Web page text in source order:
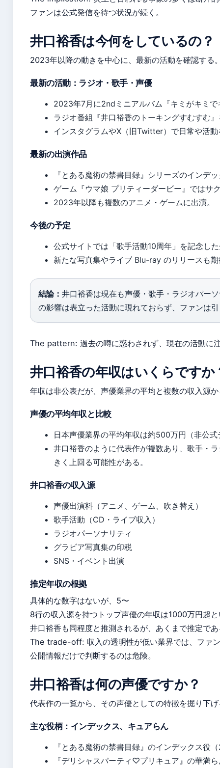
ファンは公式発信を待つ状況が続く。
井口裕香は今何をしているの？
2023年以降の動きを中心に、最新の活動を確認する
最新の活動：ラジオ・歌手・声優
2023年7月に2ndミニアルバム『キミがキミ
ラジオ番組『井口裕香のトーキングすむすむ
インスタグラムやX（旧Twitter）で日常や活
最新の出演作品
『とある魔術の禁書目録』シリーズのインデ
ゲーム『ウマ娘 プリティーダービー』ではサ
2023年以降も複数のアニメ・ゲームに出演。
今後の予定
公式サイトでは「歌手活動10周年」を記念し
新たな写真集やライブ Blu-ray のリリースも
結論： 井口裕香は現在も声優・歌手・ラジオパー
の影響は表立った活動に現れておらず、ファンは
The pattern: 過去の噂に惑わされず、現在の活動に
井口裕香の年収はいくらですか
年収は非公表だが、声優業界の平均と複数の収入源
声優の平均年収と比較
日本声優業界の平均年収は約500万円（非公式
井口裕香のように代表作が複数あり、歌手・
きく上回る可能性がある。
井口裕香の収入源
声優出演料（アニメ、ゲーム、吹き替え）
歌手活動（CD・ライブ収入）
ラジオパーソナリティ
グラビア写真集の印税
SNS・イベント出演
推定年収の根拠
具体的な数字はないが、5〜
8行の収入源を持つトップ声優の年収は1000万円超
井口裕香も同程度と推測されるが、あくまで推定で
The trade-off: 収入の透明性が低い業界では、ファ
公開情報だけで判断するのは危険。
井口裕香は何の声優ですか？
代表作の一覧から、その声優としての特徴を掘り下
主な役柄：インデックス、キュアらん
『とある魔術の禁書目録』のインデックス役
『デリシャスパーティ♡プリキュア』の華満